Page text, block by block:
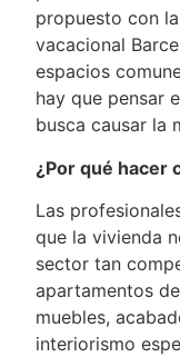
propuesto con
vacacional
espacios
hay que pensar
busca causar la
¿Por qué hacer
Las
que la vivienda
sector tan
apartamentos
muebles,
interiorismo